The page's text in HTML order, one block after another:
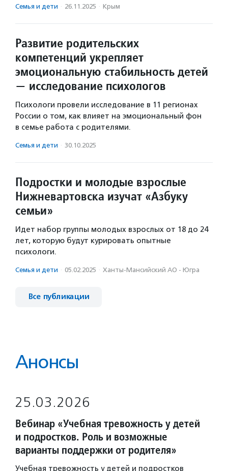
Семья и дети · 26.11.2025 · Крым
Развитие родительских
компетенций укрепляет
эмоциональную стабильность детей
— исследование психологов
Психологи провели исследование в 11 регионах
России о том, как влияет на эмоциональный фон
в семье работа с родителями.
Семья и дети · 30.10.2025
Подростки и молодые взрослые
Нижневартовска изучат «Азбуку
семьи»
Идет набор группы молодых взрослых от 18 до 24
лет, которую будут курировать опытные
психологи.
Семья и дети · 05.02.2025 · Ханты-Мансийский АО - Югра
Все публикации
Анонсы
25.03.2026
Вебинар «Учебная тревожность у детей
и подростков. Роль и возможные
варианты поддержки от родителя»
Учебная тревожность у детей и подростков